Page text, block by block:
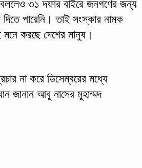
বললেও ৩১ দফার বাইরে জনগণের জন্য
পারেনি। তাই সংস্কার নামক
মনে করছে দেশের মানুষ।
না করে ডিসেম্বরের মধ্যে
জানান আবু নাসের মুহাম্মদ